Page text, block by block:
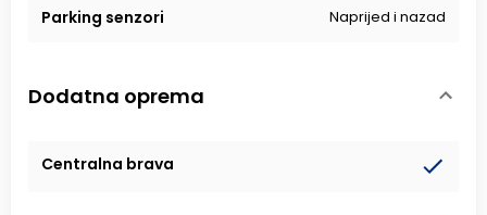
Parking senzori Naprijed i nazad
Dodatna oprema
Centralna brava